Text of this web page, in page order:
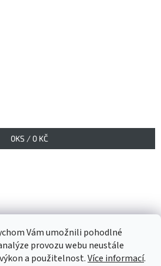
Vám umožnili pohodlné
provozu webu neustále
a použitelnost.Více informací.
0KS / 0 KČ
údajů